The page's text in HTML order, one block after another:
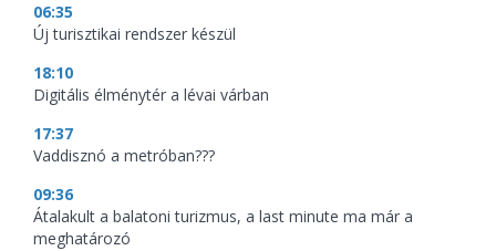
06:35
Új turisztikai rendszer készül
18:10
Digitális élménytér a lévai várban
17:37
Vaddisznó a metróban???
09:36
Átalakult a balatoni turizmus, a last minute ma már a
meghatározó